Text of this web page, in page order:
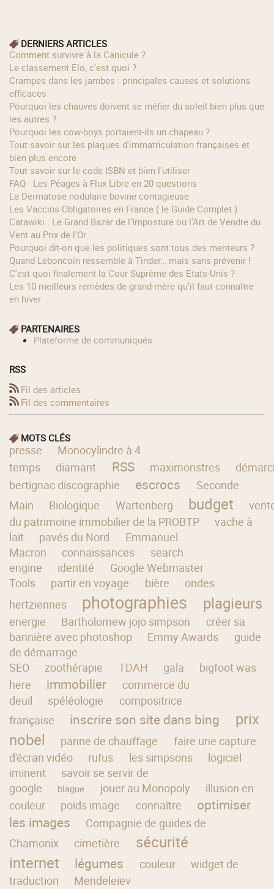
DERNIERS ARTICLES
Comment survivre à la Canicule ?
Le classement Elo, c’est quoi ?
Crampes dans les jambes : principales causes et solutions
efficaces
Pourquoi les chauves doivent se méfier du soleil bien plus que
les autres ?
Pourquoi les cow‑boys portaient‑ils un chapeau ?
Tout savoir sur les plaques d'immatriculation françaises et
bien plus encore
Tout savoir sur le code ISBN et bien l'utiliser
FAQ - Les Péages à Flux Libre en 20 questions
La Dermatose nodulaire bovine contagieuse
Les Vaccins Obligatoires en France ( le Guide Complet )
Catawiki : Le Grand Bazar de l’Imposture ou l'Art de Vendre du
Vent au Prix de l'Or
Pourquoi dit-on que les politiques sont tous des menteurs ?
Quand Leboncoin ressemble à Tinder… mais sans prévenir !
C'est quoi finalement la Cour Suprême des Etats-Unis ?
Les 10 meilleurs remèdes de grand-mère qu'il faut connaître
en hiver
PARTENAIRES
Plateforme de communiqués
RSS
Fil des articles
Fil des commentaires
MOTS CLÉS
presse
Monocylindre à 4
temps
diamant RSS maximonstres
bertignac discographie
escrocs
Seconde
Main
Biologique Wartenberg budget
du patrimoine immobilier de la PROBTP
vache à
lait
pavés du Nord
Emmanuel
Macron
connaissances
search
engine
identité
Google Webmaster
Tools
partir en voyage bière
ondes
hertziennes
photographies plagieurs
energie Bartholomew jojo simpson
créer sa
bannière avec photoshop
Emmy Awards
guide
de démarrage
SEO
zoothérapie TDAH gala
bigfoot was
here
immobilier
commerce du
deuil
spéléologie
compositrice
française
inscrire son site dans bing
prix
nobel
panne de chauffage
faire une capture
d'écran vidéo
rufus les simpsons
logiciel
iminent
savoir se servir de
google
blague jouer au Monopoly
illusion en
couleur
poids image connaître
optimiser
les images
Compagnie de guides de
Chamonix
cimetière
sécurité
internet
légumes couleur
widget de
traduction
Mendeleïev